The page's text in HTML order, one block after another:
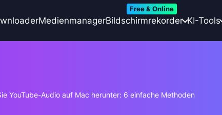
MedienmanagerBildschirmrekorder
Free & Online
KI-Tools
YouTube-Audio auf Mac herunter: 6 einfache Methoden